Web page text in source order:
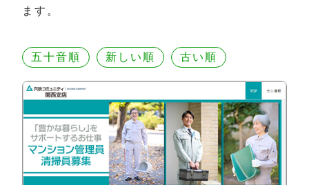
ます。
五十音順 新しい順 古い順